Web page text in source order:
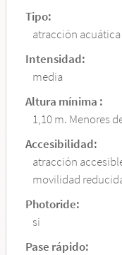
Tipo:
atracción acuática
Intensidad:
media
Altura mínima :
1,10 m. Menores
Accesibilidad:
atracción
movilidad
Photoride:
si
Pase rápido: